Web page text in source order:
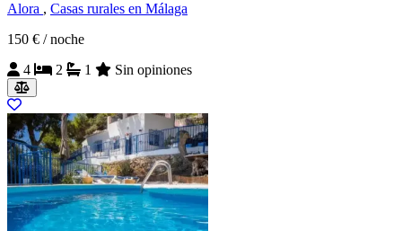
Alora , Casas rurales en Málaga
150 € / noche
4
2 1 Sin opiniones